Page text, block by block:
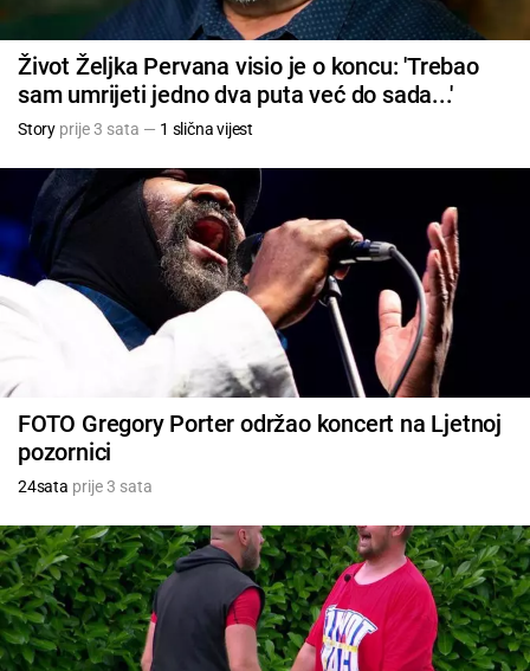
Život Željka Pervana visio je o koncu: 'Trebao
sam umrijeti jedno dva puta već do sada...'
Story prije 3 sata — 1 slična vijest
FOTO Gregory Porter održao koncert na Ljetnoj
pozornici
24sata prije 3 sata